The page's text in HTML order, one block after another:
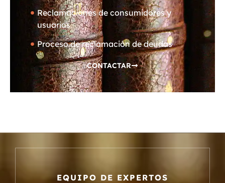
Reclamaciones de consumidores y
usuarios
Proceso de reclamación de deudas
CONTACTAR
EQUIPO DE EXPERTOS